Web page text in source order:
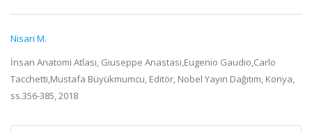
Nisari M.
İnsan Anatomi Atlası, Giuseppe Anastasi,Eugenio Gaudio,Carlo
Tacchetti,Mustafa Büyükmumcu, Editör, Nobel Yayın Dağıtım, Konya,
ss.356-385, 2018